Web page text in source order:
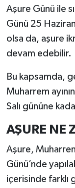
Aşure Günü ile
Günü 25
olsa da, aşure
devam edebilir.
Bu kapsamda,
Muharrem
Salı gününe
AŞURE NE
Aşure,
Günü’nde
içerisinde farklı